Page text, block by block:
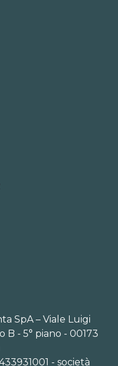
SpA – Viale Luigi
B - 5° piano - 00173
- società